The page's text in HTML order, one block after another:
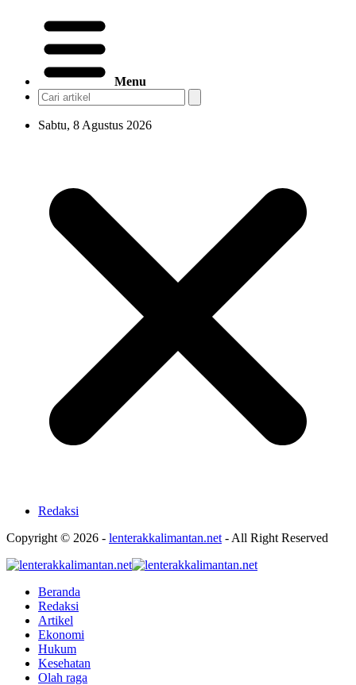
Menu
Sabtu, 8 Agustus 2026
Redaksi
Copyright © 2026 - lenterakkalimantan.net - All Right Reserved
Beranda
Redaksi
Artikel
Ekonomi
Hukum
Kesehatan
Olah raga